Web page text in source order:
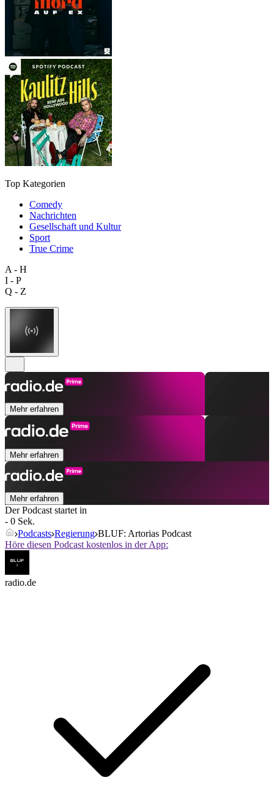
Top Kategorien
Comedy
Nachrichten
Gesellschaft und Kultur
Sport
True Crime
A - H
I - P
Q - Z
Mehr erfahren
Mehr erfahren
Mehr erfahren
Der Podcast startet in
- 0 Sek.
Podcasts Regierung BLUF: Artorias Podcast
Höre diesen Podcast kostenlos in der App:
radio.de